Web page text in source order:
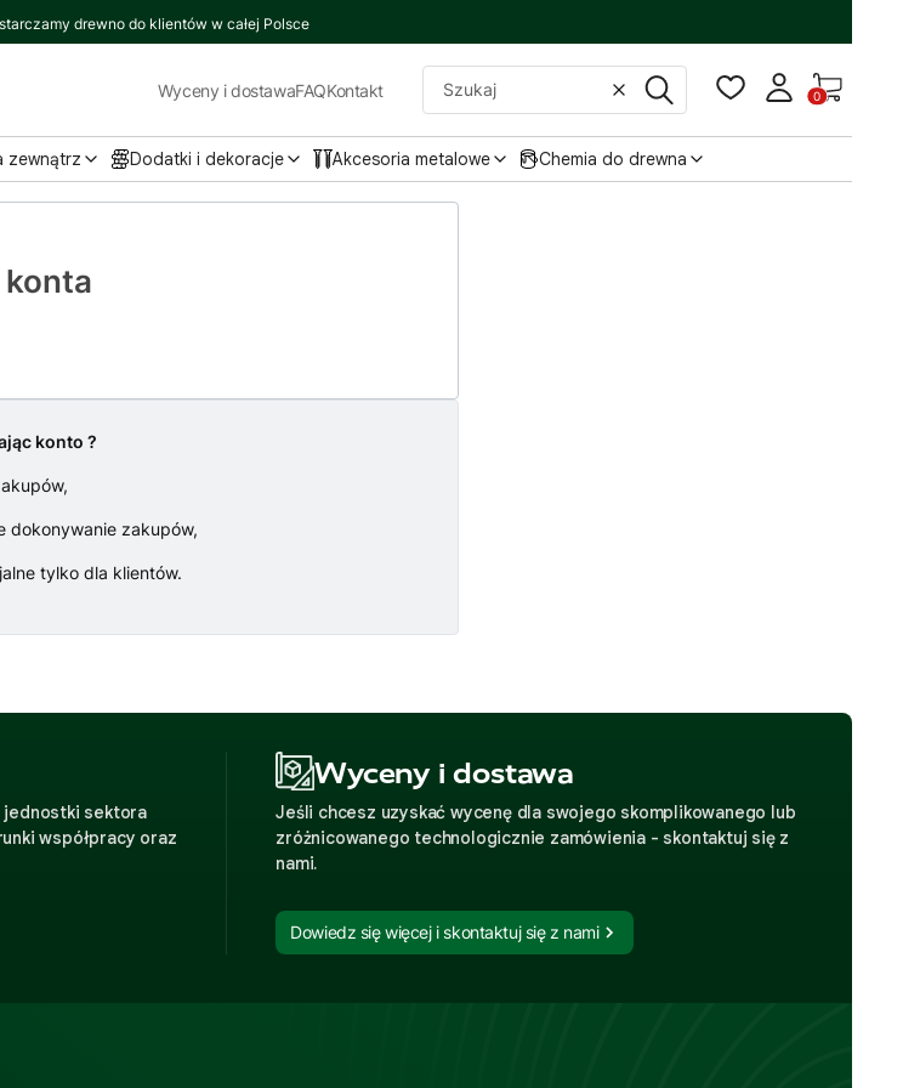
drewno do klientów w całej Polsce
Wyceny i dostawaFAQKontakt WyczyśćSzukaj
Produkty
zewnątrz Dodatki i dekoracje Akcesoria metalowe Chemia do drewna
konto ?
dokonywanie zakupów,
tylko dla klientów.
jednostki sektora
współpracy oraz
Wyceny i dostawa
Jeśli chcesz uzyskać wycenę dla swojego skomplikowanego lub
zróżnicowanego technologicznie zamówienia - skontaktuj się z
nami.
Dowiedz się więcej i skontaktuj się z nami